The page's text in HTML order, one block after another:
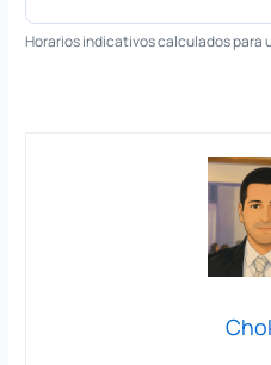
Horarios indicativos calculados para